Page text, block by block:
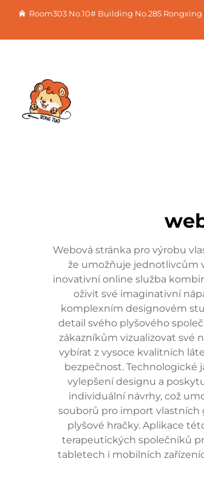
Room303 No.10# Building No.285
Webová stránka pro výrobu
že umožňuje jednotlivcům
inovativní online služba
oživit své imaginativní
komplexním designovém
detail svého plyšového
zákazníkům vizualizovat své
vybírat z vysoce kvalitních
bezpečnost. Technologické
vylepšení designu a
individuální návrhy, což
souborů pro import vlastních
plyšové hračky. Aplikace
terapeutických společníků
tabletech i mobilních